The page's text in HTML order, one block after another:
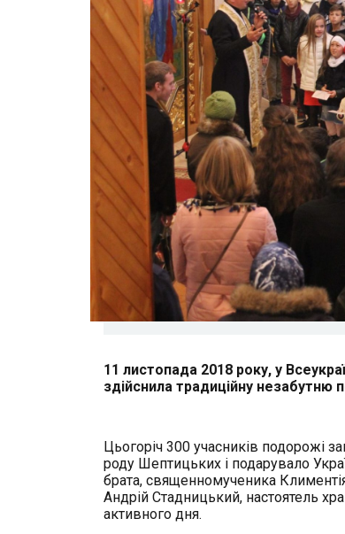
11 листопада 2018 року, у
здійснила традиційну незабутню
Цьогоріч 300 учасників подорожі
роду Шептицьких і подарувало
брата, священномученика
Андрій Стадницький, настоятель
активного дня.